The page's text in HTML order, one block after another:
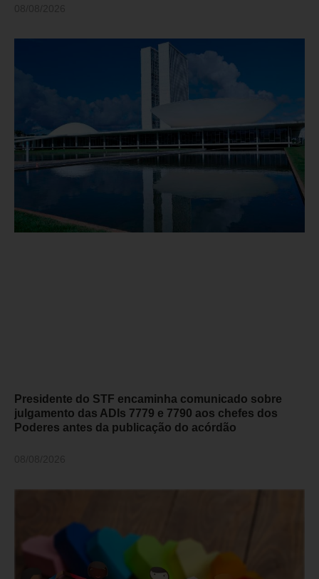
Presidente do STF encaminha comunicado sobre
julgamento das ADIs 7779 e 7790 aos chefes dos
Poderes antes da publicação do acórdão